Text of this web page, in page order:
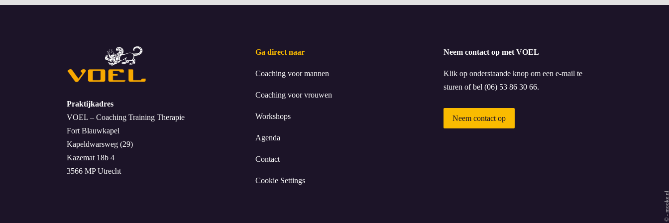
Praktijkadres
VOEL – Coaching Training Therapie
Fort Blauwkapel
Kapeldwarsweg (29)
Kazemat 18b 4
3566 MP Utrecht
Ga direct naar
Coaching voor mannen
Coaching voor vrouwen
Workshops
Agenda
Contact
Cookie Settings
Neem contact op met VOEL
Klik op onderstaande knop om een e-mail te
sturen of bel (06) 53 86 30 66.
Neem contact op
-
mooke.nl